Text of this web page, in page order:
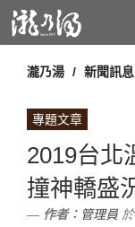
瀧乃湯 新聞訊息
專題文章
2019台北
撞神轎盛
作者： 管理員